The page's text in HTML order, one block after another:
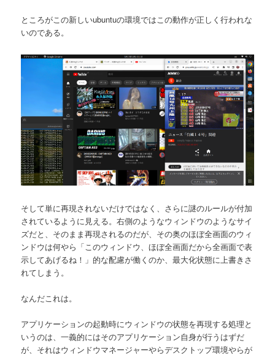
ところがこの新しいubuntuの環境ではこの動作が正しく行われな
いのである。
そして単に再現されないだけではなく、さらに謎のルールが付加
されているように見える。右側のようなウィンドウのようなサイ
ズだと、そのまま再現されるのだが、その奥のほぼ全画面のウィ
ンドウは何やら「このウィンドウ、ほぼ全画面だから全画面で表
示してあげるね！」的な配慮が働くのか、最大化状態に上書きさ
れてしまう。
なんだこれは。
アプリケーションの起動時にウィンドウの状態を再現する処理と
いうのは、一義的にはそのアプリケーション自身が行うはずだ
が、それはウィンドウマネージャーやらデスクトップ環境やらが